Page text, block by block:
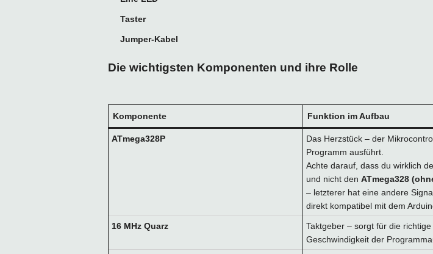
Taster
Jumper-Kabel
Die wichtigsten Komponenten und ihre Rolle
Komponente Funktion im Aufbau
ATmega328P
Das Herzstück – der
Programm ausführt.
Achte darauf, dass du wirklich
und nicht den ATmega328
– letzterer hat eine andere
direkt kompatibel mit dem
16 MHz Quarz
Taktgeber – sorgt für die richtige
Geschwindigkeit der